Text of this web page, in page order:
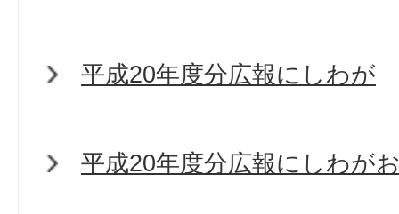
平成20年度分広報にしわが
平成20年度分広報にしわが